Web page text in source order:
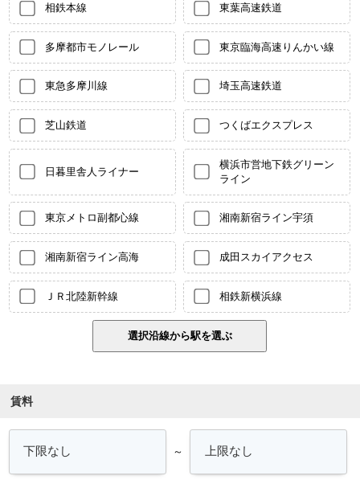
相鉄本線 東葉高速鉄道
多摩都市モノレール 東京臨海高速りんかい線
東急多摩川線 埼玉高速鉄道
芝山鉄道 つくばエクスプレス
日暮里舎人ライナー
横浜市営地下鉄グリーン
ライン
東京メトロ副都心線 湘南新宿ライン宇須
湘南新宿ライン高海 成田スカイアクセス
ＪＲ北陸新幹線 相鉄新横浜線
賃料
～